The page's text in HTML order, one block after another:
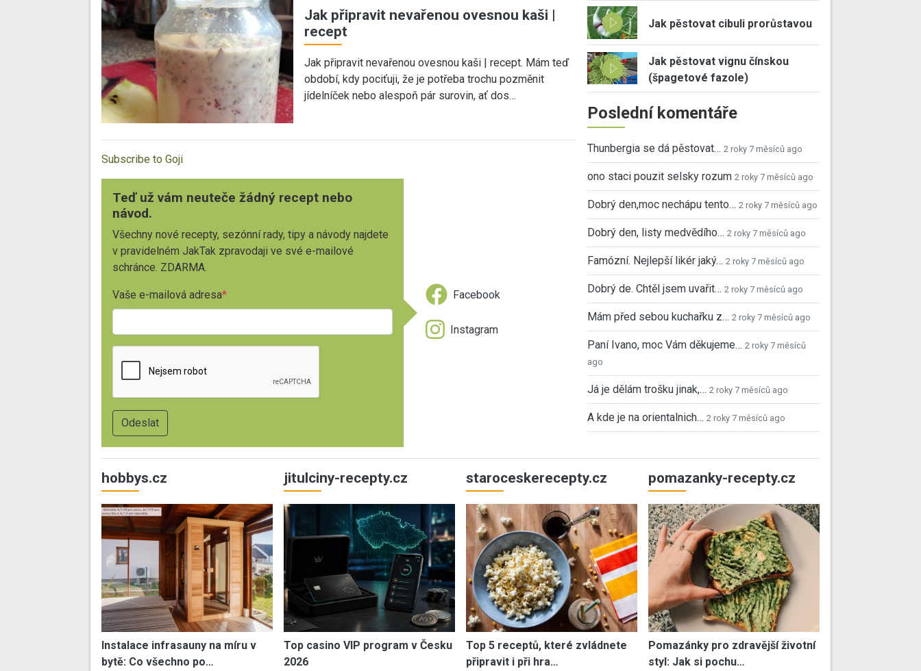
Jak připravit nevařenou ovesnou kaši |
recept
Jak připravit nevařenou ovesnou kaši | recept. Mám teď
období, kdy pociťuji, že je potřeba trochu pozměnit
jídelníček nebo alespoň pár surovin, ať dos…
Subscribe to Goji
Teď už vám neuteče žádný recept nebo
návod.
Všechny nové recepty, sezónní rady, tipy a návody najdete
v pravidelném JakTak zpravodaji ve své e-mailové
schránce. ZDARMA.
Vaše e-mailová adresa Facebook
Instagram
Jak pěstovat cibuli prorůstavou
Jak pěstovat vignu čínskou
(špagetové fazole)
Poslední komentáře
Thunbergia se dá pěstovat… 2 roky 7 měsíců ago
ono staci pouzit selsky rozum 2 roky 7 měsíců ago
Dobrý den,moc nechápu tento… 2 roky 7 měsíců ago
Dobrý den, listy medvědího… 2 roky 7 měsíců ago
Famózní. Nejlepší likér jaký… 2 roky 7 měsíců ago
Dobrý de. Chtěl jsem uvařit… 2 roky 7 měsíců ago
Mám před sebou kuchařku z… 2 roky 7 měsíců ago
Paní Ivano, moc Vám děkujeme… 2 roky 7 měsíců
ago
Já je dělám trošku jinak,… 2 roky 7 měsíců ago
A kde je na orientalnich… 2 roky 7 měsíců ago
hobbys.cz
Instalace infrasauny na míru v
bytě: Co všechno po…
jitulciny-recepty.cz
Top casino VIP program v Česku
2026
staroceskerecepty.cz
Top 5 receptů, které zvládnete
připravit i při hra…
pomazanky-recepty.cz
Pomazánky pro zdravější životní
styl: Jak si pochu…